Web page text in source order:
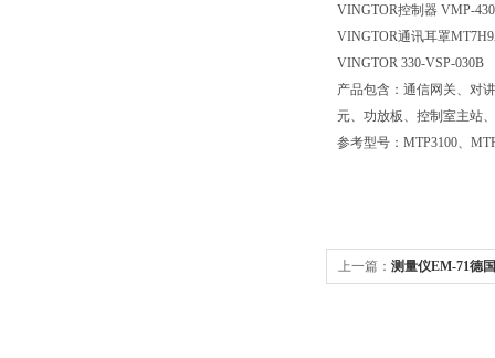
VINGTOR控制器 VMP-430
VINGTOR通讯耳罩
VINGTOR 330-VSP-030B
产品包含：通信网关、对
元、功放板、控制室主站
参考型号： MTP3100、
上一篇： 测量仪EM-71德